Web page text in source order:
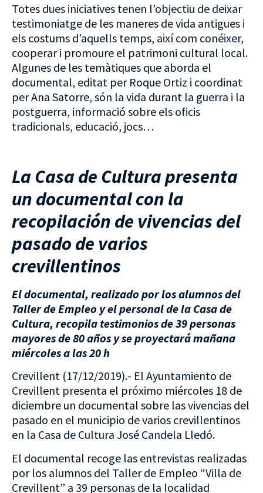
Totes dues iniciatives tenen l’objectiu de deixar
testimoniatge de les maneres de vida antigues i
els costums d’aquells temps, així com conéixer,
cooperar i promoure el patrimoni cultural local.
Algunes de les temàtiques que aborda el
documental, editat per Roque Ortiz i coordinat
per Ana Satorre, són la vida durant la guerra i la
postguerra, informació sobre els oficis
tradicionals, educació, jocs…
La Casa de Cultura presenta
un documental con la
recopilación de vivencias del
pasado de varios
crevillentinos
El documental, realizado por los alumnos del
Taller de Empleo y el personal de la Casa de
Cultura, recopila testimonios de 39 personas
mayores de 80 años y se proyectará mañana
miércoles a las 20 h
Crevillent (17/12/2019).- El Ayuntamiento de
Crevillent presenta el próximo miércoles 18 de
diciembre un documental sobre las vivencias del
pasado en el municipio de varios crevillentinos
en la Casa de Cultura José Candela Lledó.
El documental recoge las entrevistas realizadas
por los alumnos del Taller de Empleo “Villa de
Crevillent” a 39 personas de la localidad